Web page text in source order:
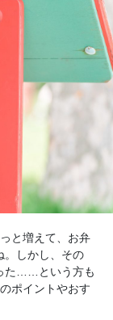
と増えて、お弁
。しかし、その
た……という方も
ポイントやおす